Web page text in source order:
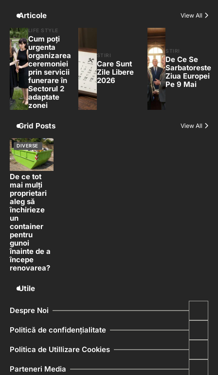
Articole View All
LIFE STYLE
Cum poți
urgenta
organizarea
ceremoniei
prin servicii
funerare în
Sectorul 2
adaptate
zonei
STIRI
Care Sunt
Zile Libere
2026
STIRI
De Ce Se
Sarbatoreste
Ziua Europei
Pe 9 Mai
Grid Posts View All
DIVERSE
De ce tot
mai mulți
proprietari
aleg să
închirieze
un
container
pentru
gunoi
înainte de a
începe
renovarea?
Utile
Despre Noi
Politică de confidențialitate
Politica de Utillizare Cookies
Parteneri Media